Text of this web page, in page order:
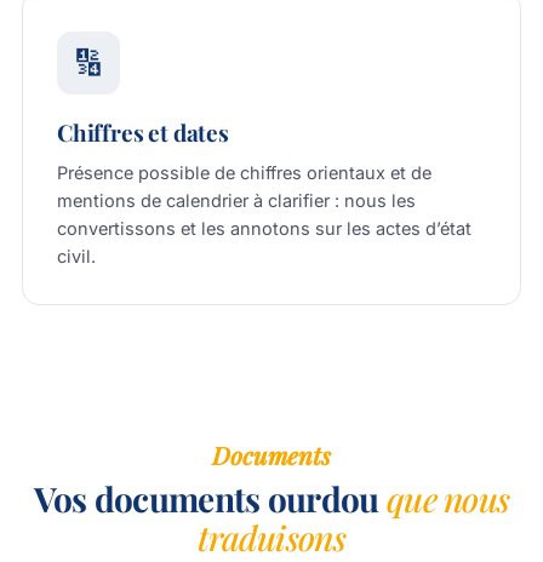
🔢
Chiffres et dates
Présence possible de chiffres orientaux et de
mentions de calendrier à clarifier : nous les
convertissons et les annotons sur les actes d’état
civil.
Documents
Vos documents ourdou que nous
traduisons